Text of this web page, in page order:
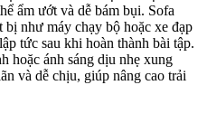
ẩm ướt và dễ bám bụi. Sofa
như máy chạy bộ hoặc xe đạp
tức sau khi hoàn thành bài tập.
hoặc ánh sáng dịu nhẹ xung
và dễ chịu, giúp nâng cao trải